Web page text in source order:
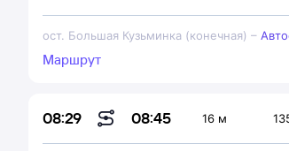
ост. Большая Кузьминка (конечная) –
Маршрут
08:29 08:45 16 м